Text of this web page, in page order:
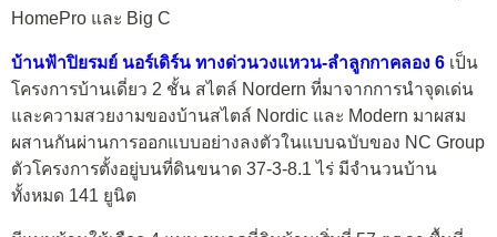
HomePro และ Big C
บ้านฟ้าปิยรมย์ นอร์เดิร์น ทางด่วนวงแหวน-ลำลูกกาคลอง 6 เป็น
โครงการบ้านเดี่ยว 2 ชั้น สไตล์ Nordern ที่มาจากการนำจุดเด่น
และความสวยงามของบ้านสไตล์ Nordic และ Modern มาผสม
ผสานกันผ่านการออกแบบอย่างลงตัวในแบบฉบับของ NC Group
ตัวโครงการตั้งอยู่บนที่ดินขนาด 37-3-8.1 ไร่ มีจำนวนบ้าน
ทั้งหมด 141 ยูนิต